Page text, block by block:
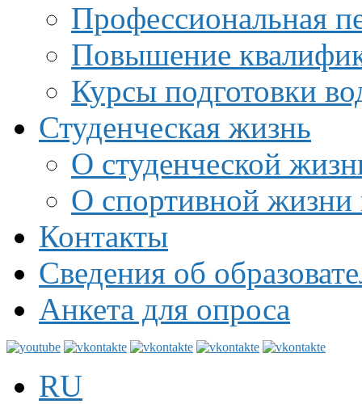
Профессиональная
Повышение
Курсы подготовки
Студенческая жизнь
О студенческой
О спортивной жизни
Контакты
Сведения об
Анкета для опроса
RU